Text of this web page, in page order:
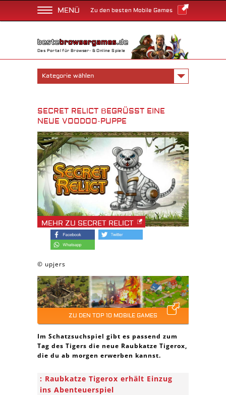
MENÜ Zu den besten Mobile Games
Das Portal für Browser- & Online Spiele
Kategorie wählen
SECRET RELICT BEGRÜSST EINE N
EUE VOODOO-PUPPE
MEHR ZU SECRET RELICT
© upjers
ZU DEN TOP 10 MOBILE GAMES
Im Schatzsuchspiel gibt es passend zum
Tag des Tigers die neue Raubkatze Tigerox,
die du ab morgen erwerben kannst.
Raubkatze Tigerox erhält Einzug
ins Abenteuerspiel